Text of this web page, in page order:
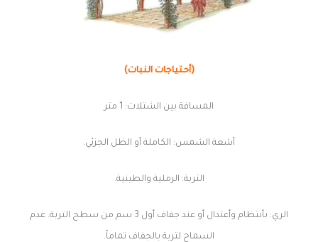
(أحتياجات النبات)
المسافة بين الشتلات: 1 متر
أشعة الشمس: الكاملة أو الظل الجزئي.
التربة: الرملية والطينية.
الري: بأنتظام وأعتدال أو عند جفاف أول 3 سم من سطح التربة. عدم
السماح لتربة بالجفاف تماماً.